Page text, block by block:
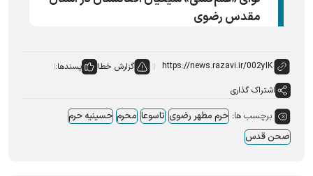
مقدس رضوی
گزارش خطا
پسندها:
اشتراک گذاری
برچسب ها: حرم مطهر رضوی تاسوعا محرم حسینیه حرم
صحن قدس